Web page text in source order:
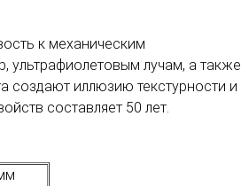
к механическим
ультрафиолетовым лучам, а также
создают иллюзию текстурности и
составляет 50 лет.